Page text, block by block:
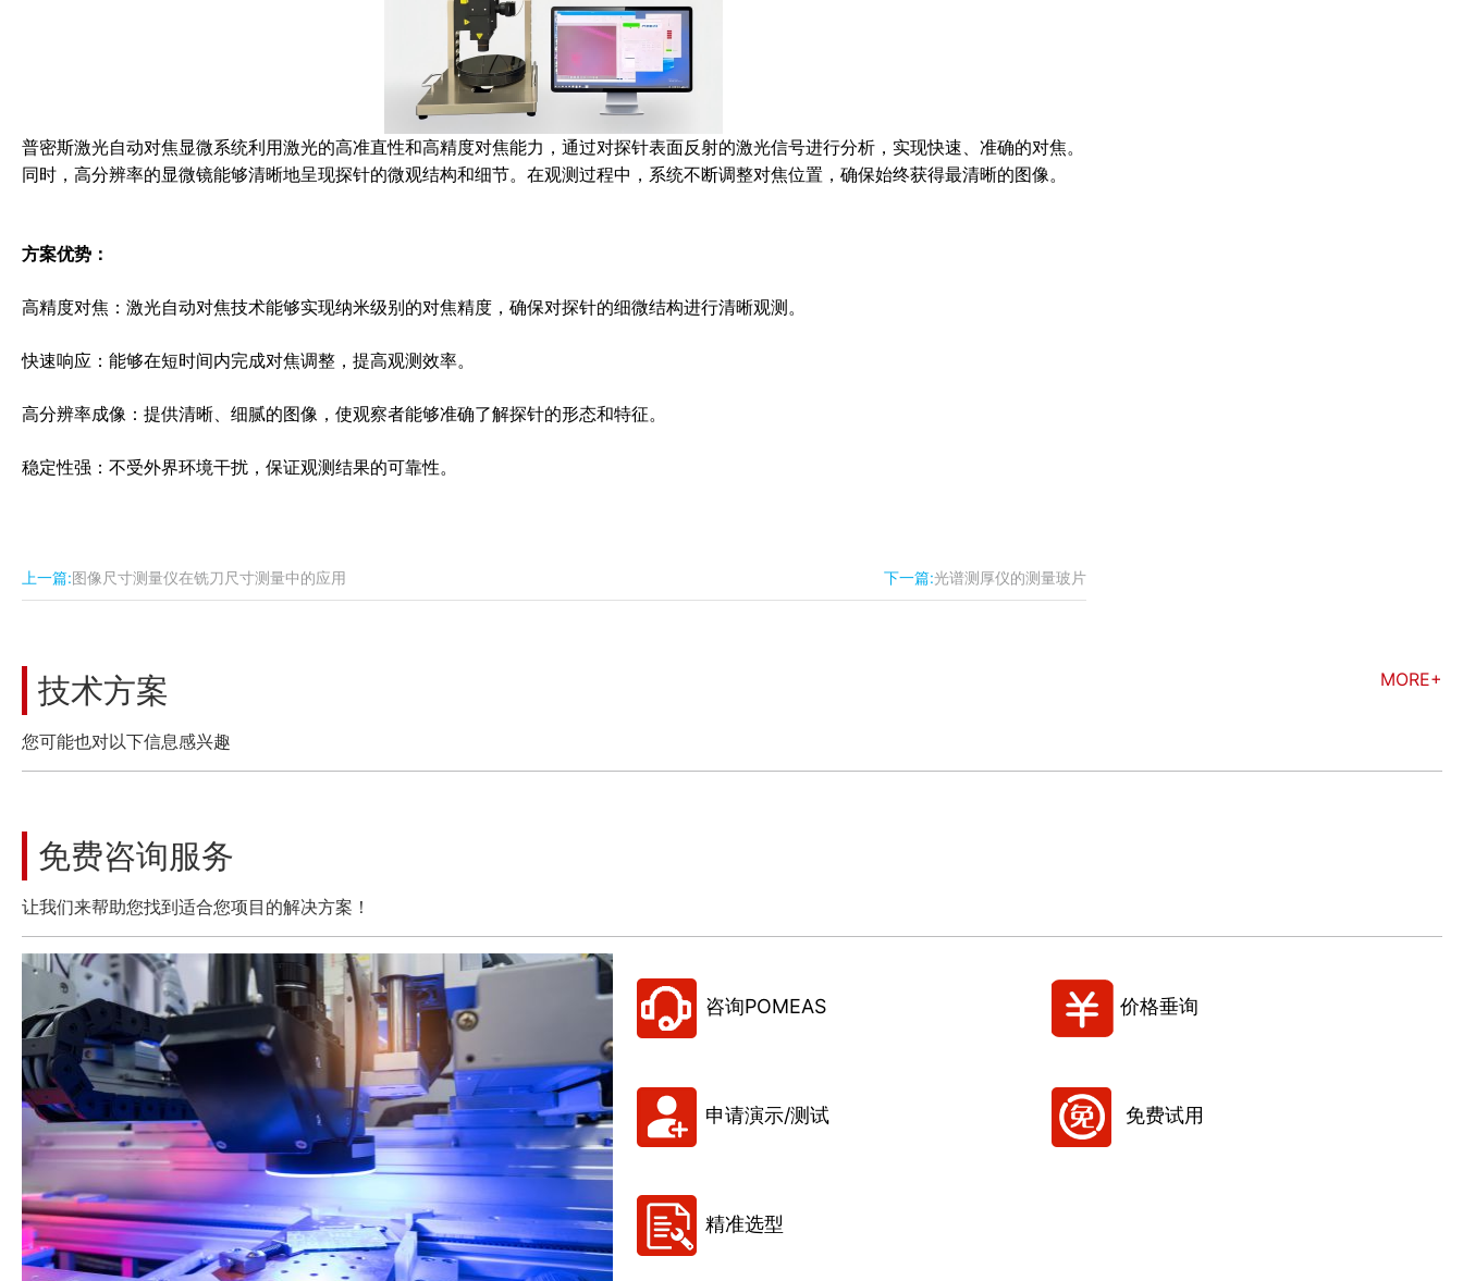
普密斯激光自动对焦显微系统利用激光的高准直性和高精度对焦能力，通过对探针表面反射的激光信号进行分析，实现快速、准确的对焦。
同时，高分辨率的显微镜能够清晰地呈现探针的微观结构和细节。在观测过程中，系统不断调整对焦位置，确保始终获得最清晰的图像。
方案优势：
高精度对焦：激光自动对焦技术能够实现纳米级别的对焦精度，确保对探针的细微结构进行清晰观测。
快速响应：能够在短时间内完成对焦调整，提高观测效率。
高分辨率成像：提供清晰、细腻的图像，使观察者能够准确了解探针的形态和特征。
稳定性强：不受外界环境干扰，保证观测结果的可靠性。
上一篇:图像尺寸测量仪在铣刀尺寸测量中的应用 下一篇:光谱测厚仪的测量玻片
技术方案 MORE+
您可能也对以下信息感兴趣
免费咨询服务
让我们来帮助您找到适合您项目的解决方案！
咨询POMEAS 价格垂询
申请演示/测试 免费试用
精准选型